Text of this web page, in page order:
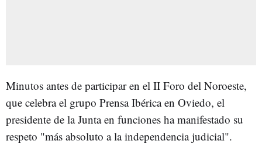
Minutos antes de participar en el II Foro del Noroeste,
que celebra el grupo Prensa Ibérica en Oviedo, el
presidente de la Junta en funciones ha manifestado su
respeto "más absoluto a la independencia judicial".